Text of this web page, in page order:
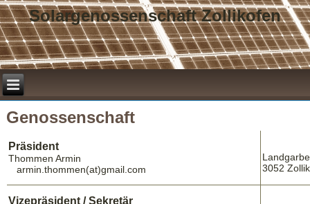
Solargenossenschaft Zollikofen
Genossenschaft
Präsident
Thommen Armin
armin.thommen(at)gmail.com
3052
Vizepräsident / Sekretär